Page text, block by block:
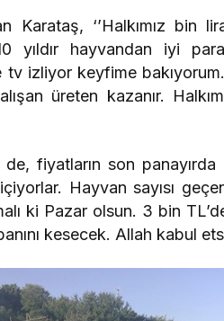
Karataş, ‘’Halkımız bin
yıldır hayvandan iyi
izliyor keyfime
üreten kazanır.
de, fiyatların son panayırda
Hayvan sayısı
ki Pazar olsun. 3 bin
kesecek. Allah kabul